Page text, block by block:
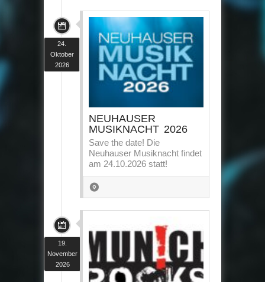
24.
Oktober
2026
NEUHAUSER
MUSIKNACHT 2026
Save the date! Die
Neuhauser Musiknacht findet
am 24.10.2026 statt!
19.
November
2026